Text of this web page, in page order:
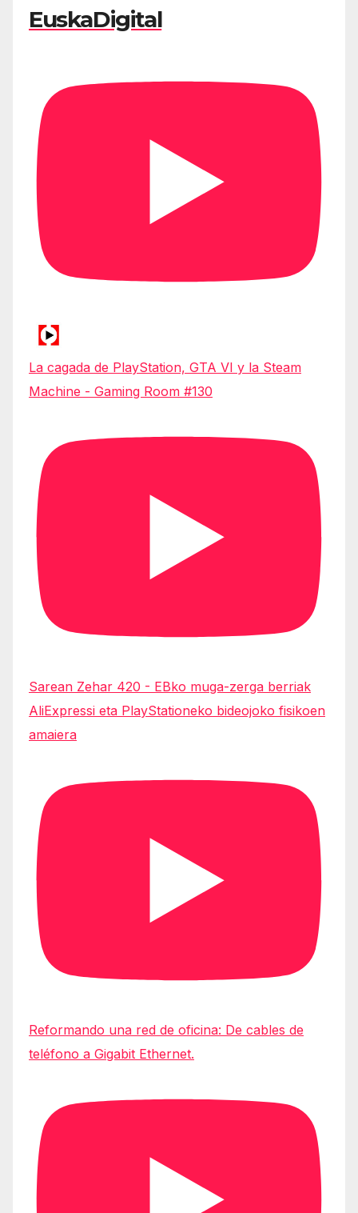
EuskaDigital
La cagada de PlayStation, GTA VI y la Steam
Machine - Gaming Room #130
Sarean Zehar 420 - EBko muga-zerga berriak
AliExpressi eta PlayStationeko bideojoko fisikoen
amaiera
Reformando una red de oficina: De cables de
teléfono a Gigabit Ethernet.